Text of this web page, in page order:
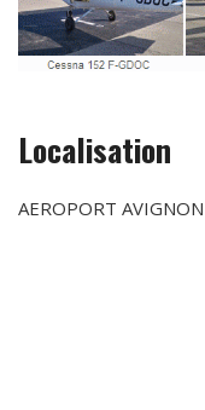
Localisation
AEROPORT